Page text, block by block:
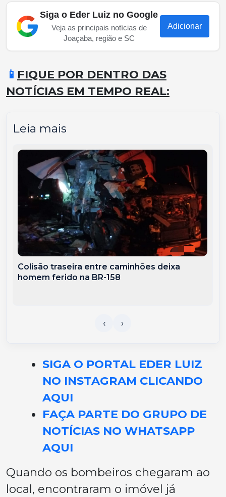
Siga o Eder Luiz no Google
Veja as principais notícias de
Joaçaba, região e SC
Adicionar
📱 FIQUE POR DENTRO DAS
NOTÍCIAS EM TEMPO REAL:
Leia mais
Colisão traseira entre caminhões deixa
homem ferido na BR-158
SIGA O PORTAL EDER LUIZ
NO INSTAGRAM CLICANDO
AQUI
FAÇA PARTE DO GRUPO DE
NOTÍCIAS NO WHATSAPP
AQUI
Quando os bombeiros chegaram ao
local, encontraram o imóvel já